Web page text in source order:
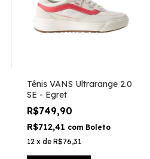
Tênis VANS Ultrarange 2.0
SE - Egret
R$749,90
R$712,41 com Boleto
12 x de R$76,31